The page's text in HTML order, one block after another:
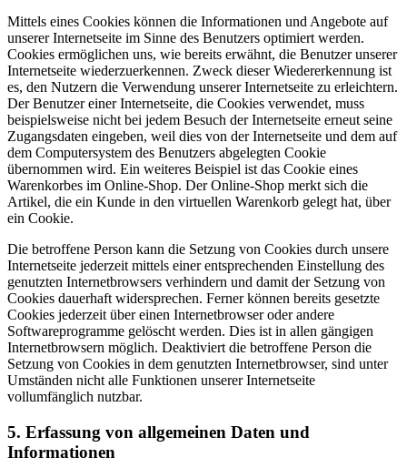
Mittels eines Cookies können die Informationen und Angebote auf
unserer Internetseite im Sinne des Benutzers optimiert werden.
Cookies ermöglichen uns, wie bereits erwähnt, die Benutzer unserer
Internetseite wiederzuerkennen. Zweck dieser Wiedererkennung ist
es, den Nutzern die Verwendung unserer Internetseite zu erleichtern.
Der Benutzer einer Internetseite, die Cookies verwendet, muss
beispielsweise nicht bei jedem Besuch der Internetseite erneut seine
Zugangsdaten eingeben, weil dies von der Internetseite und dem auf
dem Computersystem des Benutzers abgelegten Cookie
übernommen wird. Ein weiteres Beispiel ist das Cookie eines
Warenkorbes im Online-Shop. Der Online-Shop merkt sich die
Artikel, die ein Kunde in den virtuellen Warenkorb gelegt hat, über
ein Cookie.
Die betroffene Person kann die Setzung von Cookies durch unsere
Internetseite jederzeit mittels einer entsprechenden Einstellung des
genutzten Internetbrowsers verhindern und damit der Setzung von
Cookies dauerhaft widersprechen. Ferner können bereits gesetzte
Cookies jederzeit über einen Internetbrowser oder andere
Softwareprogramme gelöscht werden. Dies ist in allen gängigen
Internetbrowsern möglich. Deaktiviert die betroffene Person die
Setzung von Cookies in dem genutzten Internetbrowser, sind unter
Umständen nicht alle Funktionen unserer Internetseite
vollumfänglich nutzbar.
5. Erfassung von allgemeinen Daten und
Informationen